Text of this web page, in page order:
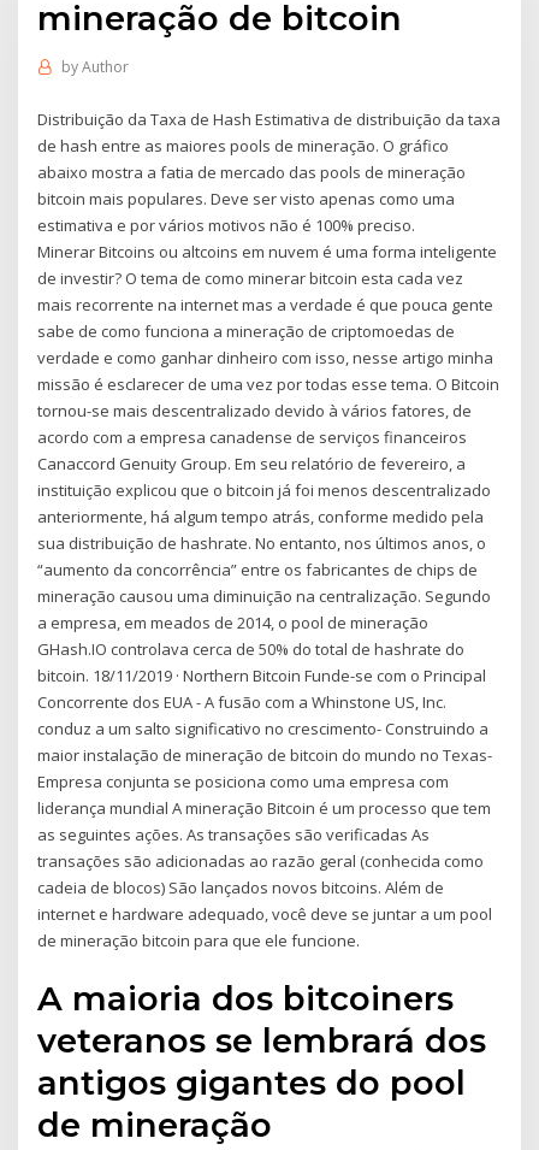
mineração de bitcoin
byAuthor
Distribuição da Taxa de Hash Estimativa de distribuição da taxa
de hash entre as maiores pools de mineração. O gráfico
abaixo mostra a fatia de mercado das pools de mineração
bitcoin mais populares. Deve ser visto apenas como uma
estimativa e por vários motivos não é 100% preciso.
Minerar Bitcoins ou altcoins em nuvem é uma forma inteligente
de investir? O tema de como minerar bitcoin esta cada vez
mais recorrente na internet mas a verdade é que pouca gente
sabe de como funciona a mineração de criptomoedas de
verdade e como ganhar dinheiro com isso, nesse artigo minha
missão é esclarecer de uma vez por todas esse tema. O Bitcoin
tornou-se mais descentralizado devido à vários fatores, de
acordo com a empresa canadense de serviços financeiros
Canaccord Genuity Group. Em seu relatório de fevereiro, a
instituição explicou que o bitcoin já foi menos descentralizado
anteriormente, há algum tempo atrás, conforme medido pela
sua distribuição de hashrate. No entanto, nos últimos anos, o
“aumento da concorrência” entre os fabricantes de chips de
mineração causou uma diminuição na centralização. Segundo
a empresa, em meados de 2014, o pool de mineração
GHash.IO controlava cerca de 50% do total de hashrate do
bitcoin. 18/11/2019 · Northern Bitcoin Funde-se com o Principal
Concorrente dos EUA - A fusão com a Whinstone US, Inc.
conduz a um salto significativo no crescimento- Construindo a
maior instalação de mineração de bitcoin do mundo no Texas-
Empresa conjunta se posiciona como uma empresa com
liderança mundial A mineração Bitcoin é um processo que tem
as seguintes ações. As transações são verificadas As
transações são adicionadas ao razão geral (conhecida como
cadeia de blocos) São lançados novos bitcoins. Além de
internet e hardware adequado, você deve se juntar a um pool
de mineração bitcoin para que ele funcione.
A maioria dos bitcoiners
veteranos se lembrará dos
antigos gigantes do pool
de mineração